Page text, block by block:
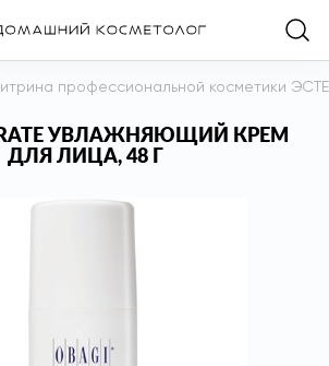
профессиональной косметики
УВЛАЖНЯЮЩИЙ КРЕМ
ДЛЯ ЛИЦА, 48 Г